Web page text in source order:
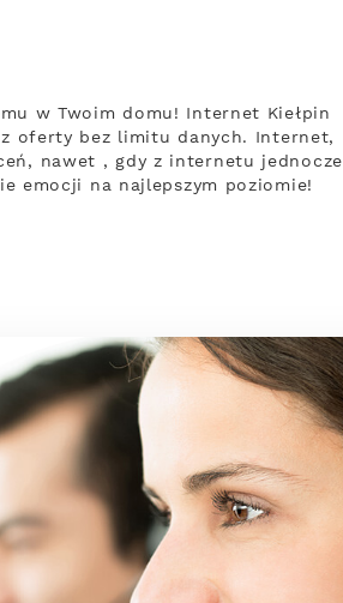
w Twoim domu! Internet Kiełpin
oferty bez limitu danych. Internet,
nawet , gdy z internetu
emocji na najlepszym poziomie!